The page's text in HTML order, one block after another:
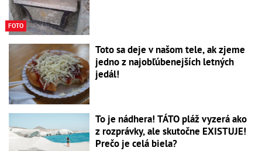
FOTO
Toto sa deje v našom tele, ak zjeme
jedno z najobľúbenejších letných
jedál!
To je nádhera! TÁTO pláž vyzerá ako
z rozprávky, ale skutočne EXISTUJE!
Prečo je celá biela?